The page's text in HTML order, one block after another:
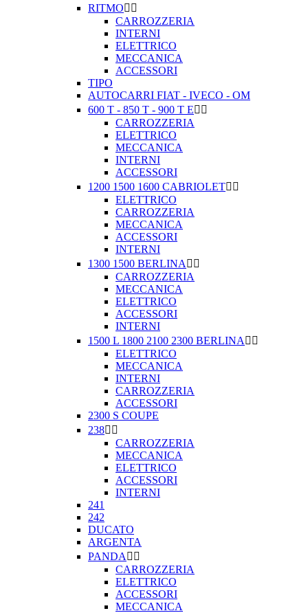
RITMO 
CARROZZERIA
INTERNI
ELETTRICO
MECCANICA
ACCESSORI
TIPO
AUTOCARRI FIAT - IVECO - OM
600 T - 850 T - 900 T E 
CARROZZERIA
ELETTRICO
MECCANICA
INTERNI
ACCESSORI
1200 1500 1600 CABRIOLET 
ELETTRICO
CARROZZERIA
MECCANICA
ACCESSORI
INTERNI
1300 1500 BERLINA  
CARROZZERIA
MECCANICA
ELETTRICO
ACCESSORI
INTERNI
1500 L 1800 2100 2300 BERLINA  
ELETTRICO
MECCANICA
INTERNI
CARROZZERIA
ACCESSORI
2300 S COUPE
238 
CARROZZERIA
MECCANICA
ELETTRICO
ACCESSORI
INTERNI
241
242
DUCATO
ARGENTA
PANDA  
CARROZZERIA
ELETTRICO
ACCESSORI
MECCANICA